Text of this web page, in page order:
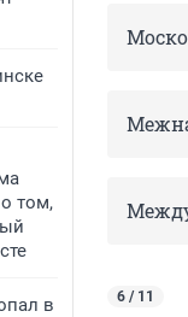
том,
в
6 / 11